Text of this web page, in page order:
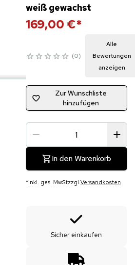
weiß gewachst
169,00 €*
0
Alle
Bewertungen
anzeigen
Zur Wunschliste
hinzufügen
In den Warenkorb
*inkl. ges. MwStzzgl.Versandkosten
Sicher einkaufen